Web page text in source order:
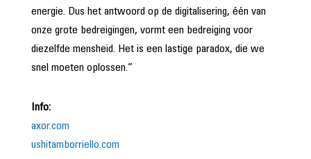
energie. Dus het antwoord op de digitalisering, één van
onze grote bedreigingen, vormt een bedreiging voor
diezelfde mensheid. Het is een lastige paradox, die we
snel moeten oplossen.”
Info:
axor.com
ushitamborriello.com